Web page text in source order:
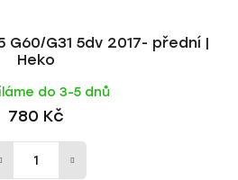
G60/G31 5dv 2017- přední |
Heko
do 3-5 dnů
780 Kč